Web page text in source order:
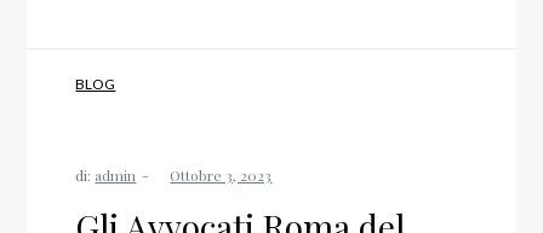
BLOG
di: admin